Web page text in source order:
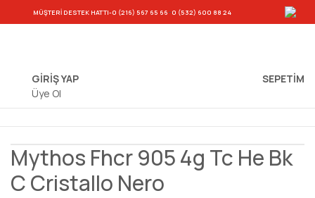
MÜŞTERİ DESTEK HATTI-0 (216) 567 65 66-0 (532) 600 88 24
GİRİŞ YAP
Üye Ol
SEPETIM
Mythos Fhcr 905 4g Tc He Bk
C Cristallo Nero